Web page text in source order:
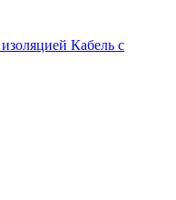
Кабель с